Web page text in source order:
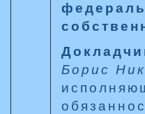
Борис